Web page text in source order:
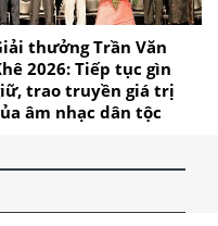
thưởng Trần Văn
2026: Tiếp tục gìn
trao truyền giá trị
âm nhạc dân tộc